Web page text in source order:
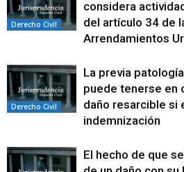
Derecho Civil
considera
del artículo 34 de
Arrendamientos
Derecho Civil
La previa
puede tenerse en
daño resarcible si
indemnización
El hecho de que